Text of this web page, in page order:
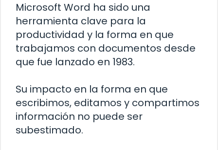
Microsoft Word ha sido una
herramienta clave para la
productividad y la forma en que
trabajamos con documentos desde
que fue lanzado en 1983.
Su impacto en la forma en que
escribimos, editamos y compartimos
información no puede ser
subestimado.